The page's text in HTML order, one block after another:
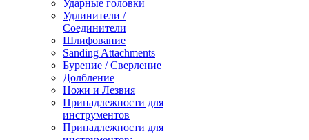
Ударные головки
Удлинители /
Соединители
Шлифование
Sanding Attachments
Бурение / Сверление
Долбление
Ножи и Лезвия
Принадлежности для
инструментов
Принадлежности для